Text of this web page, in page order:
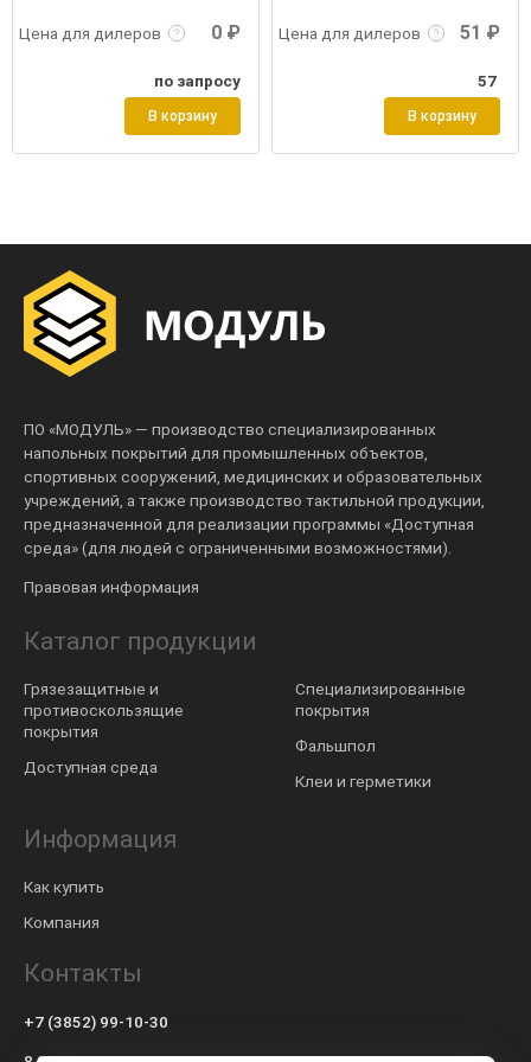
Цена для дилеров 0 ₽
по запросу
В корзину
Цена для дилеров 51 ₽
57
В корзину
ПО «МОДУЛЬ» — производство специализированных
напольных покрытий для промышленных объектов,
спортивных сооружений, медицинских и образовательных
учреждений, а также производство тактильной продукции,
предназначенной для реализации программы «Доступная
среда» (для людей с ограниченными возможностями).
Правовая информация
Каталог продукции
Грязезащитные и
противоскользящие
покрытия
Доступная среда
Специализированные
покрытия
Фальшпол
Клеи и герметики
Информация
Как купить
Компания
Контакты
+7 (3852) 99-10-30